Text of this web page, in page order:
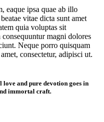
eaque ipsa quae ab illo
vitae dicta sunt amet
quia voluptas sit
magni dolores
Neque porro quisquam
consectetur, adipisci ut.
and pure devotion goes in
immortal craft.